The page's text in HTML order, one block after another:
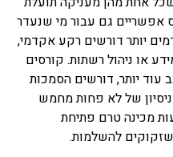
אפשריים גם עבור מי שנעדר
יותר דורשים רקע אקדמי,
או ניהול רשתות. קורסים
עוד יותר, דורשים הסמכות
של לא פחות מחמש
מכינה טרם פתיחת
שזקוקים להשלמות.